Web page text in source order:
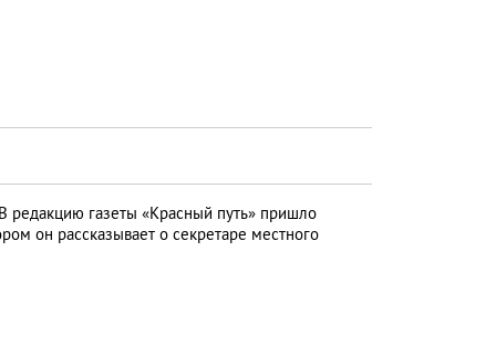
В редакцию газеты «Красный путь» пришло
он рассказывает о секретаре местного